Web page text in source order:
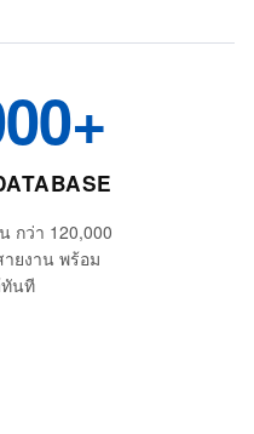
กว่า 120,000
ยงาน พร้อม
นที